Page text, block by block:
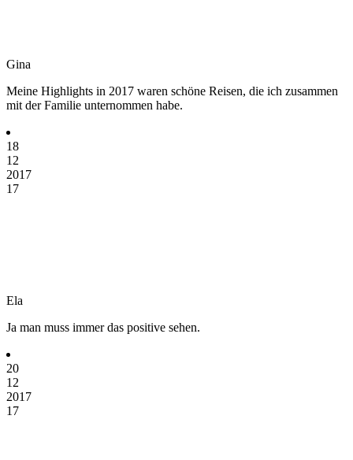
Gina
Meine Highlights in 2017 waren schöne Reisen, die ich zusammen
mit der Familie unternommen habe.
18
12
2017
17
Ela
Ja man muss immer das positive sehen.
20
12
2017
17